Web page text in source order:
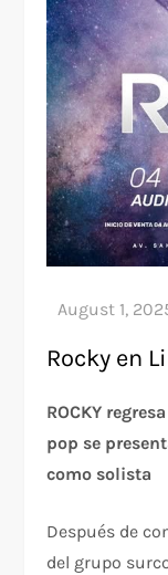
Rocky en
ROCKY
pop se
como solista
Después de
del grupo